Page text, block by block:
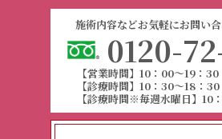
施術内容などお気軽にお問い
0120-
【営業時間】10：00～19：30
【診療時間】10：30～18：30
【診療時間※毎週水曜日】10